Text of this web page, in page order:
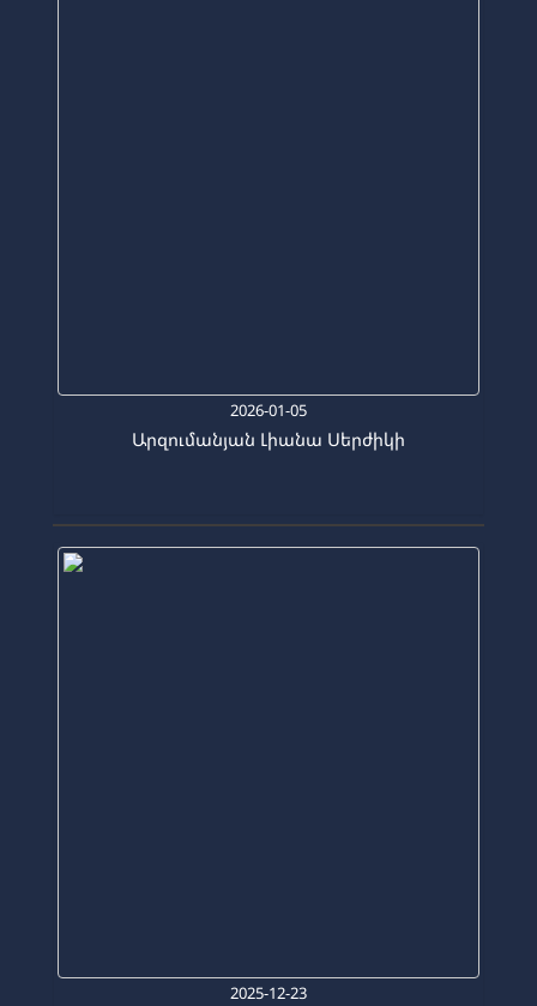
2026-01-05
Արզումանյան Լիանա Սերժիկի
2025-12-23